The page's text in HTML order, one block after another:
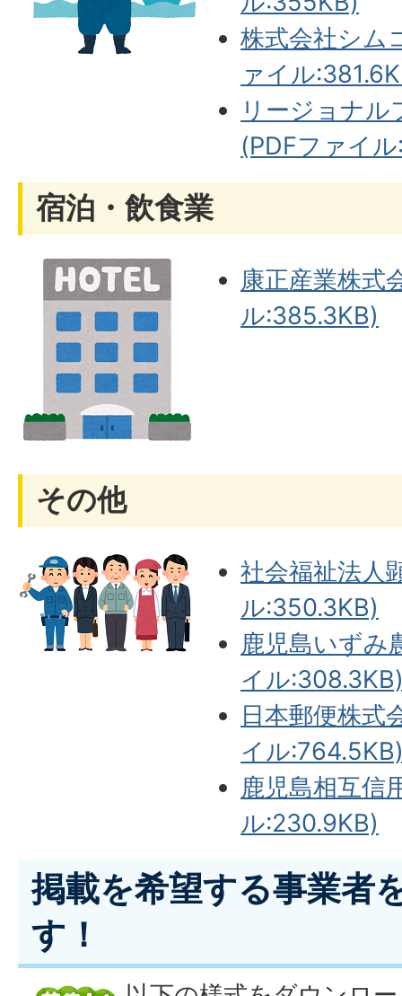
株式会社シム
ァイル
リージョナル
(PDFファイ
宿泊・飲食業
康正産業株式
ル:385.3KB)
その他
社会福祉法人
ル:350.3KB)
鹿児島いずみ
イル
日本郵便株式
イル
鹿児島相互信
ル:230.9KB)
掲載を希望する事業者
す！